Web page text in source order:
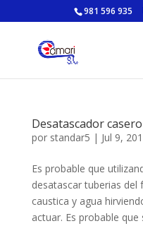
981 596 935
Desatascador casero
por standar5 | Jul 9,
Es probable que
desatascar tuberias
caustica y agua
actuar. Es probable